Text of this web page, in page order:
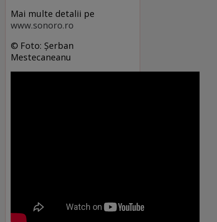
Mai multe detalii pe
www.sonoro.ro
© Foto: Şerban
Mestecaneanu